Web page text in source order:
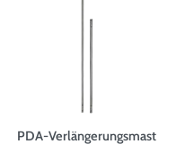
PDA-Verlängerungsmast